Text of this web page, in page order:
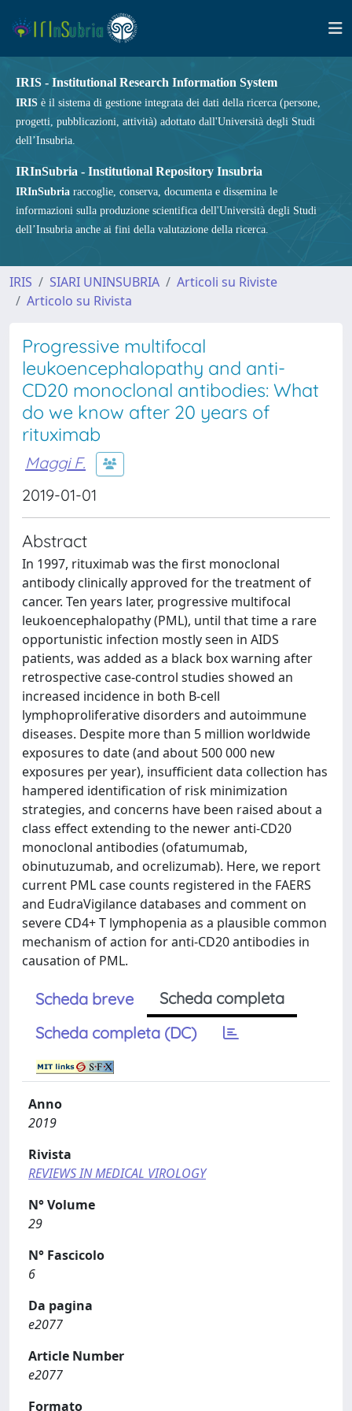
IRIS - Institutional Research Information System
IRIS è il sistema di gestione integrata dei dati della ricerca (persone,
progetti, pubblicazioni, attività) adottato dall'Università degli Studi
dell’Insubria.
IRInSubria - Institutional Repository Insubria
IRInSubria raccoglie, conserva, documenta e dissemina le
informazioni sulla produzione scientifica dell'Università degli Studi
dell’Insubria anche ai fini della valutazione della ricerca.
IRIS SIARI UNINSUBRIA
Articoli su Riviste
Articolo su Rivista
Progressive multifocal
leukoencephalopathy and anti-
CD20 monoclonal antibodies: What
do we know after 20 years of
rituximab
Maggi F.
2019-01-01
Abstract
In 1997, rituximab was the first monoclonal
antibody clinically approved for the treatment of
cancer. Ten years later, progressive multifocal
leukoencephalopathy (PML), until that time a rare
opportunistic infection mostly seen in AIDS
patients, was added as a black box warning after
retrospective case-control studies showed an
increased incidence in both B-cell
lymphoproliferative disorders and autoimmune
diseases. Despite more than 5 million worldwide
exposures to date (and about 500 000 new
exposures per year), insufficient data collection has
hampered identification of risk minimization
strategies, and concerns have been raised about a
class effect extending to the newer anti-CD20
monoclonal antibodies (ofatumumab,
obinutuzumab, and ocrelizumab). Here, we report
current PML case counts registered in the FAERS
and EudraVigilance databases and comment on
severe CD4+ T lymphopenia as a plausible common
mechanism of action for anti-CD20 antibodies in
causation of PML.
Scheda breve
Scheda completa
Scheda completa (DC)
Anno
2019
Rivista
REVIEWS IN MEDICAL VIROLOGY
N° Volume
29
N° Fascicolo
6
Da pagina
e2077
Article Number
e2077
Formato